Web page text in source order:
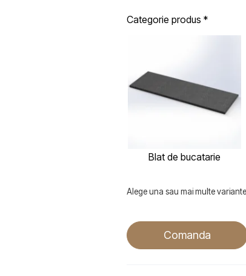
Categorie produs *
Blat de bucatarie
Alege una sau mai multe
Comanda